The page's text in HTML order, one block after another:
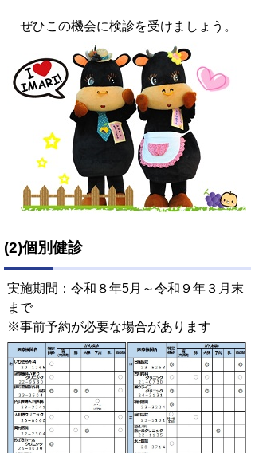
ぜひこの機会に検診を受けましょう。
(2)個別健診
実施期間：令和８年5月～令和９年３月末
まで
※事前予約が必要な場合があります